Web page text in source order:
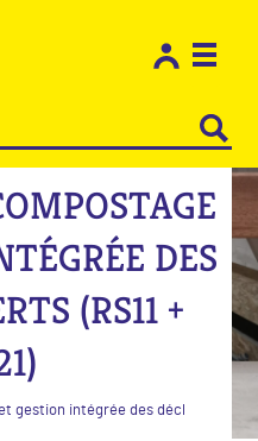
DES
(RS11 +
gestion intégrée des déchets verts